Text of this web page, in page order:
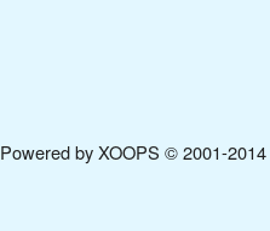
Powered by XOOPS © 2001-2014